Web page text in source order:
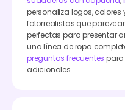
personaliza logos, colores
fotorrealistas que
perfectas para presentar
una línea de ropa
preguntas frecuentes para
adicionales.